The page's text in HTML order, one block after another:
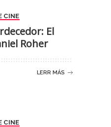
CINE
El
Roher
LERR MÁS
CINE